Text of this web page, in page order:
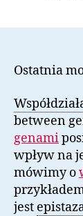
Ostatnia
between
genami
wpływ na
mówimy o
jest